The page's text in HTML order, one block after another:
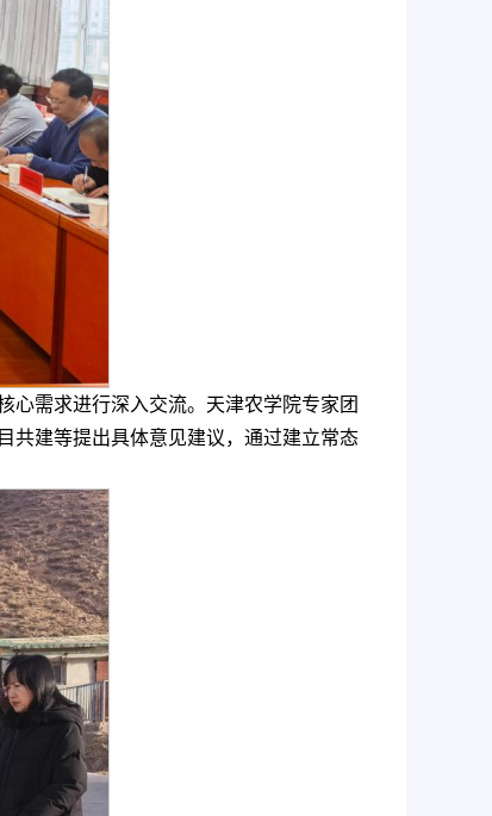
心需求进行深入交流。天津农学院专家团
共建等提出具体意见建议，通过建立常态